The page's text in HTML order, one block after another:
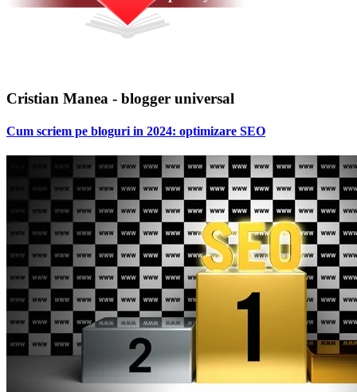
Cristian Manea - blogger universal
Cum scriem pe bloguri in 2024: optimizare SEO